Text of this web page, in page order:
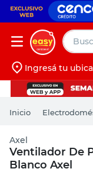
Iniciá
Ingresá tu
Axel
Ventilador De
Blanco Axel
muebles
pintura
escritorio
placard